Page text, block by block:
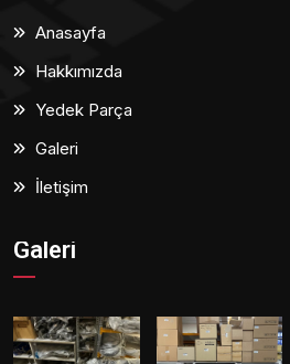
Anasayfa
Hakkımızda
Yedek Parça
Galeri
İletişim
Galeri